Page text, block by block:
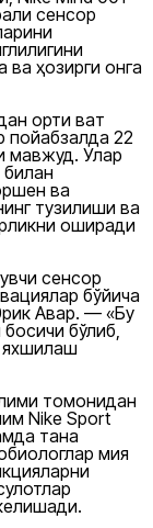
сенсор
ва ҳозирги онга
ортиқ вақт
пойабзалда 22
мавжуд. Улар
билан
ва
тузилиши ва
оширади
сенсор
бўйича
Авар. — «Бу
бўлиб,
яхшилаш
томонидан
Nike Sport
тана
мия